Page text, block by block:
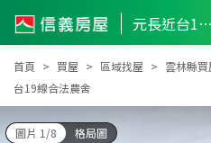
元長近台19線合法農舍
首頁 買屋 區域找屋 雲林縣買
台19線合法農舍
圖片 1/8 格局圖